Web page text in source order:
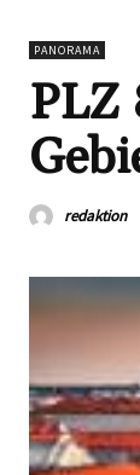
PANORAMA
PLZ
redaktion